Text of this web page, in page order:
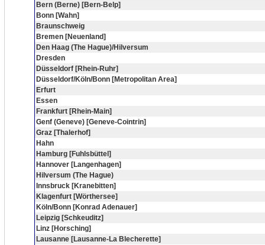
Bern (Berne) [Bern-Belp]
Bonn [Wahn]
Braunschweig
Bremen [Neuenland]
Den Haag (The Hague)/Hilversum
Dresden
Düsseldorf [Rhein-Ruhr]
Düsseldorf/Köln/Bonn [Metropolitan Area]
Erfurt
Essen
Frankfurt [Rhein-Main]
Genf (Geneve) [Geneve-Cointrin]
Graz [Thalerhof]
Hahn
Hamburg [Fuhlsbüttel]
Hannover [Langenhagen]
Hilversum (The Hague)
Innsbruck [Kranebitten]
Klagenfurt [Wörthersee]
Köln/Bonn [Konrad Adenauer]
Leipzig [Schkeuditz]
Linz [Horsching]
Lausanne [Lausanne-La Blecherette]